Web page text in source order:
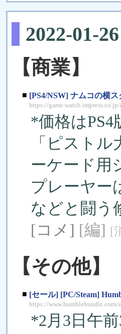
2022-01-26
【商業】
■ [PS4/NSW] ナムコの横
https://
*価格はPS4
「ピスト
ーケード用
プレーヤー
などと闘う
[コメ] [編] [
【その他】
■ [セール] [PC/Steam]
https://www.humblebundle.com/
*2月3日午